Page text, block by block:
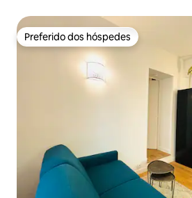
Preferido dos hóspedes
Preferido dos hóspedes